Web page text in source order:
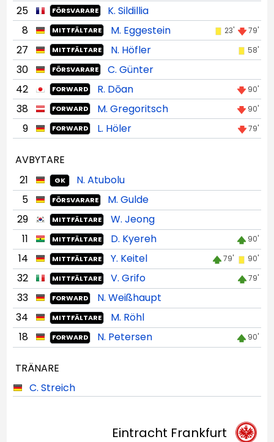
25
FÖRSVARARE
K. Sildillia
8
MITTFÄLTARE M. Eggestein 23' 79'
27 MITTFÄLTARE N. Höfler 58'
30 FÖRSVARARE
C. Günter
42
FORWARD R. Dōan 90'
38 FORWARD M. Gregoritsch 90'
9 FORWARD L. Höler 79'
AVBYTARE
21
GK
N. Atubolu
5
FÖRSVARARE
M. Gulde
29
MITTFÄLTARE
W. Jeong
11
MITTFÄLTARE D. Kyereh 90'
14 MITTFÄLTARE Y. Keitel 79' 90'
32 MITTFÄLTARE V. Grifo 79'
33 FORWARD
N. Weißhaupt
34
MITTFÄLTARE
M. Röhl
18
FORWARD N. Petersen 90'
TRÄNARE
C. Streich
Eintracht Frankfurt